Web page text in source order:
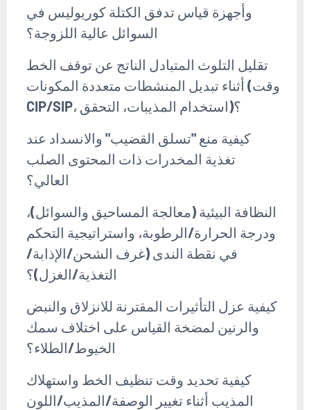
وأجهزة قياس تدفق الكتلة كوريوليس في
السوائل عالية اللزوجة؟
تقليل التلوث المتبادل الناتج عن توقف الخط
أثناء تبديل المنشطات متعددة المكونات (وقت
CIP/SIP، استخدام المذيبات، التحقق)؟
كيفية منع "تسلق القضيب" والانسداد عند
تغذية المخدرات ذات المحتوى الصلب
العالي؟
النظافة البيئية (معالجة المساحيق والسوائل)،
ودرجة الحرارة/الرطوبة، واستراتيجية التحكم
في نقطة الندى (غرف الشحن/الإذابة/
التغذية/الغزل)؟
كيفية عزل التأثيرات المقترنة للانزلاق والنبض
والرنين لمضخة القياس على اختلاف سمك
الخيوط/الطلاء؟
كيفية تحديد وقت تنظيف الخط واستهلاك
المذيب أثناء تغيير الوصفة/المذيب/اللون